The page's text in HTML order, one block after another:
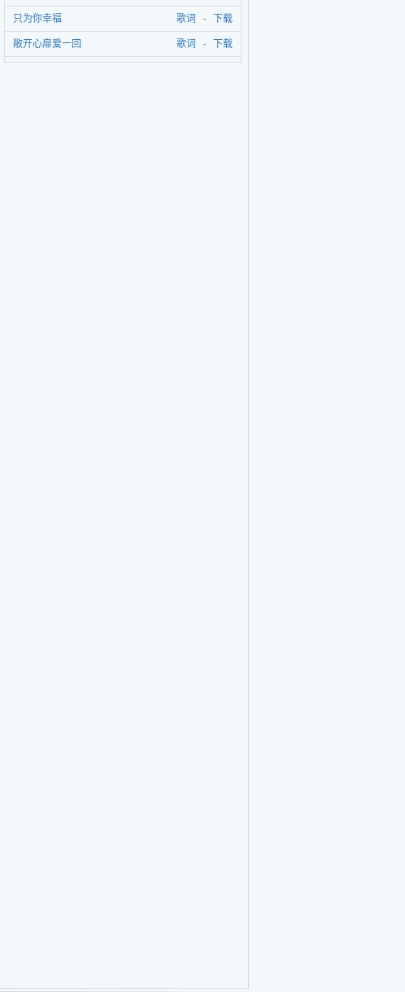
只为你幸福 歌词 - 下载
敞开心扉爱一回 歌词 - 下载